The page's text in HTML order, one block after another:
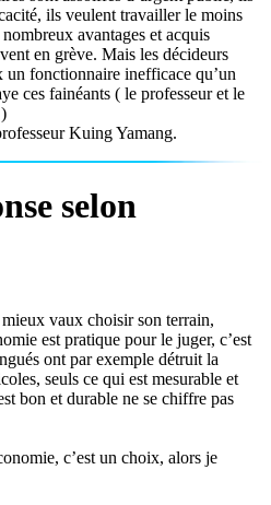
ils veulent travailler le moins
avantages et acquis
en grève. Mais les décideurs
un fonctionnaire inefficace qu’un
ces fainéants ( le professeur et le
Kuing Yamang.
selon
vaux choisir son terrain,
est pratique pour le juger, c’est
ont par exemple détruit la
seuls ce qui est mesurable et
bon et durable ne se chiffre pas
c’est un choix, alors je